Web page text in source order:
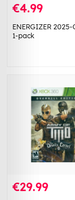
€4.99
ENERGIZER 2025-
1-pack
€29.99